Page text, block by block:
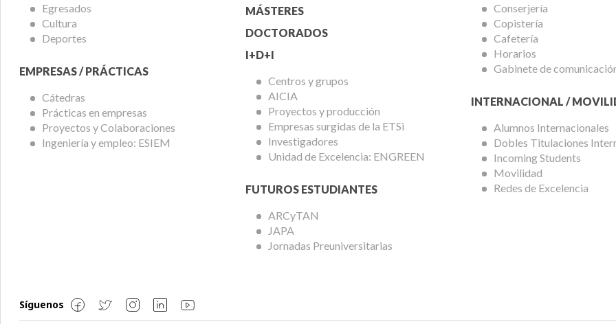
Egresados
Cultura
Deportes
EMPRESAS / PRÁCTICAS
Cátedras
Prácticas en empresas
Proyectos y Colaboraciones
Ingeniería y empleo: ESIEM
MÁSTERES
DOCTORADOS
I+D+I
Centros y grupos
AICIA
Proyectos y producción
Empresas surgidas de la ETSi
Investigadores
Unidad de Excelencia: ENGREEN
FUTUROS ESTUDIANTES
ARCyTAN
JAPA
Jornadas Preuniversitarias
Conserjería
Copistería
Cafetería
Horarios
Gabinete de
INTERNACIONAL /
Alumnos Internacionales
Dobles Titulaciones
Incoming Students
Movilidad
Redes de Excelencia
Síguenos